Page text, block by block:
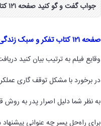
جواب گفت و گو کنید صفحه ۱۲۱ کتاب تفکر و سبک زندگی پایه و کلاس هشتم از سایت نکس لود دریافت کنید.
صفحه ۱۲۱ کتاب تفکر و سبک زندگی هشتم
وقایع فیلم به ترتیب بیان کنید
در برخورد با مشکل توقف گاری
به نظر شما دلیل اصرار پدر به
برای راه‌حل پسر چه عنوانی پیشنهاد